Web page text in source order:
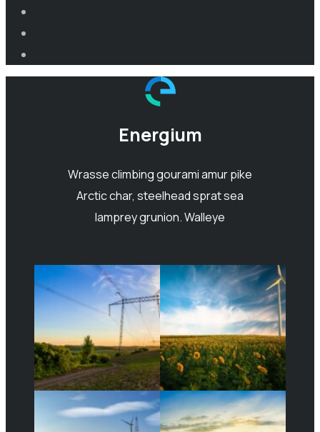
Energium
Wrasse climbing gourami amur pike
Arctic char, steelhead sprat sea
lamprey grunion. Walleye